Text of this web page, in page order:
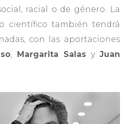
racial o de género. La
científico también tendrá
con las aportaciones
, Margarita Salas y Juan